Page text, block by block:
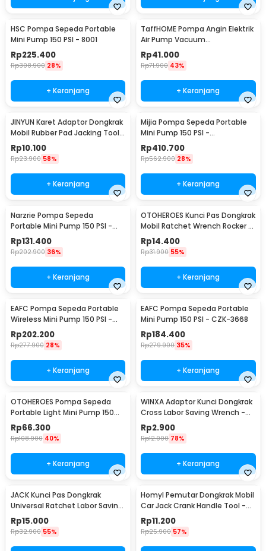
HSC Pompa Sepeda Portable
Mini Pump 150 PSI - 8001
Rp225.400
Rp308.900 28%
+ Keranjang
TaffHOME Pompa Angin Elektrik
Air Pump Vacuum
Compression 400L/min - CZ-
198B
Rp41.000
Rp71.900 43%
+ Keranjang
JINYUN Karet Adaptor Dongkrak
Mobil Rubber Pad Jacking Tool
Pinch - MJA5
Rp10.100
Rp23.900 58%
+ Keranjang
Mijia Pompa Sepeda Portable
Mini Pump 150 PSI -
MJCQB06QW
Rp410.700
Rp562.900 28%
+ Keranjang
Narzrie Pompa Sepeda
Portable Mini Pump 150 PSI -
8004
Rp131.400
Rp202.900 36%
+ Keranjang
OTOHEROES Kunci Pas Dongkrak
Mobil Ratchet Wrench Rocker -
GS205
Rp14.400
Rp31.900 55%
+ Keranjang
EAFC Pompa Sepeda Portable
Wireless Mini Pump 150 PSI -
PR-F1901
Rp202.200
Rp277.900 28%
+ Keranjang
EAFC Pompa Sepeda Portable
Mini Pump 150 PSI - CZK-3668
Rp184.400
Rp279.900 35%
+ Keranjang
OTOHEROES Pompa Sepeda
Portable Light Mini Pump 150
PSI - SCK619-1
Rp66.300
Rp108.900 40%
+ Keranjang
WINXA Adaptor Kunci Dongkrak
Cross Labor Saving Wrench -
WX-00
Rp2.900
Rp12.900 78%
+ Keranjang
JACK Kunci Pas Dongkrak
Universal Ratchet Labor Saving
Wrench - J-55
Rp15.000
Rp32.900 55%
Homyl Pemutar Dongkrak Mobil
Car Jack Crank Handle Tool -
HL-38
Rp11.200
Rp25.900 57%